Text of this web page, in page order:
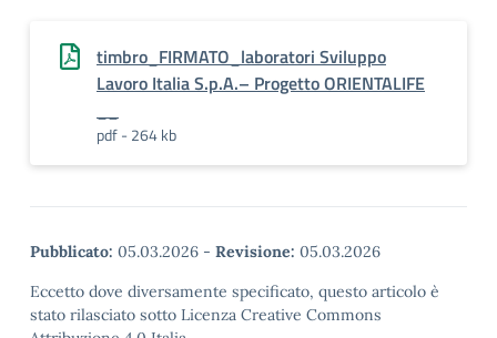
timbro_FIRMATO_laboratori Sviluppo
Lavoro Italia S.p.A.– Progetto ORIENTALIFE
pdf - 264 kb
Pubblicato: 05.03.2026 - Revisione: 05.03.2026
Eccetto dove diversamente specificato, questo articolo è
stato rilasciato sotto Licenza Creative Commons